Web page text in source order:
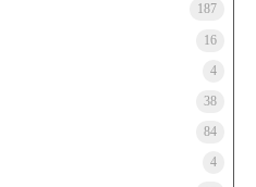
187
16
4
38
84
4